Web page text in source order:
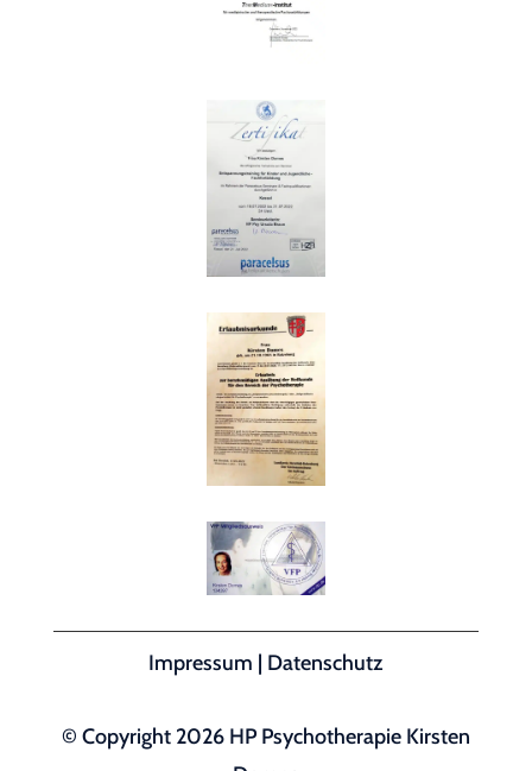
Impressum | Datenschutz
© Copyright 2026 HP Psychotherapie Kirsten